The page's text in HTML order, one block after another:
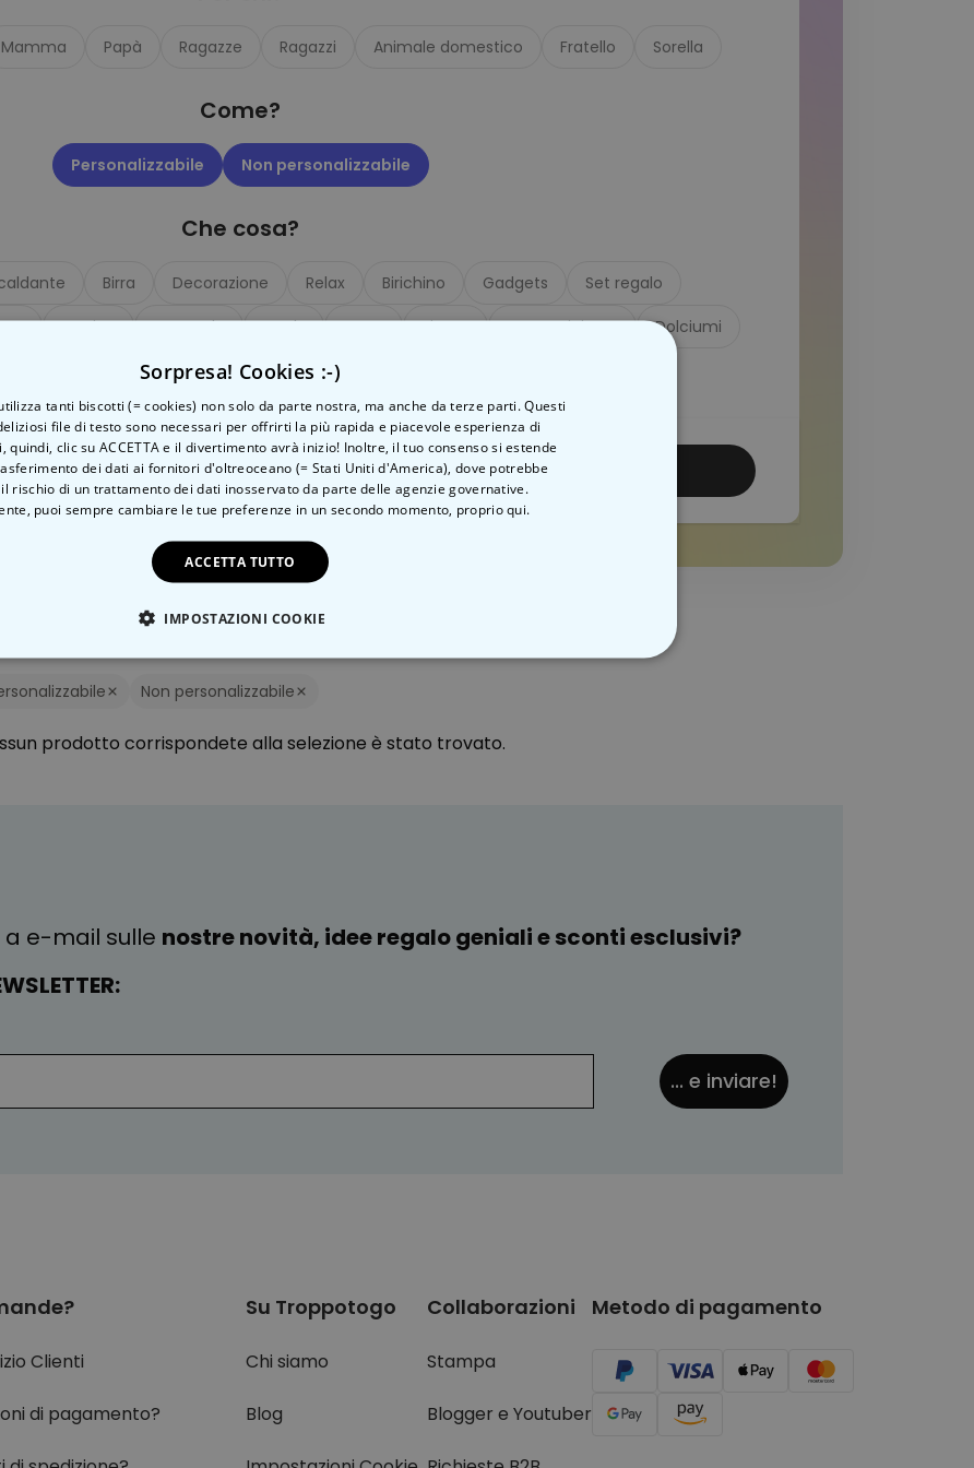
Animale Domestico
Personalizzabile
Bicchiere da Gin
Personalizzato con Testo
19,99 €
Copertina Personalizzata con
Mamma Papà Ragazze Ragazzi Animale domestico Fratello Sorella
Come?
Personalizzabile Non personalizzabile
Che cosa?
Birra Decorazione Relax Birichino Gadgets
Set regalo
Cucina Lampade Nerdy Festa Piante Romanticismo
Dolciumi
Tazze e bicchieri
Vino
MOSTRA PRODOTTI
Non personalizzabile
prodotto corrispondete alla selezione è stato trovato.
e-mail sulle nostre novità, idee regalo geniali e sconti esclusivi?
... e inviare!
Clienti
di pagamento?
Su Troppotogo
Chi siamo
Blog
Collaborazioni
Stampa
Blogger e Youtuber
Metodo di pagamento
Sorpresa! Cookies :-)
tanti biscotti (= cookies) non solo da parte nostra, ma anche da terze parti. Questi
file di testo sono necessari per offrirti la più rapida e piacevole esperienza di
quindi, clic su ACCETTA e il divertimento avrà inizio! Inoltre, il tuo consenso si estende
dei dati ai fornitori d'oltreoceano (= Stati Uniti d'America), dove potrebbe
rischio di un trattamento dei dati inosservato da parte delle agenzie governative.
puoi sempre cambiare le tue preferenze in un secondo momento, proprio qui.
ACCETTA TUTTO
IMPOSTAZIONI COOKIE
NECESSARIO PRESTAZIONI MARKETING NON CLASSIFICATO